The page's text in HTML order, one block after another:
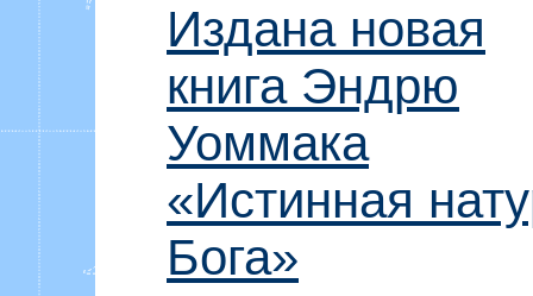
Издана новая
книга Эндрю
Уоммака
«Истинная
Бога»